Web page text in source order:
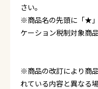
さい。
※商品名の先頭に「★
ケーション税制対象商品
※商品の改訂により商
れている内容と異なる